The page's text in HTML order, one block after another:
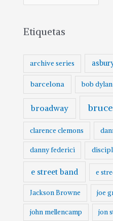
Etiquetas
archive series
barcelona bob dylan
broadway
clarence clemons
danny federici
e street band e
Jackson Browne joe
john mellencamp jon